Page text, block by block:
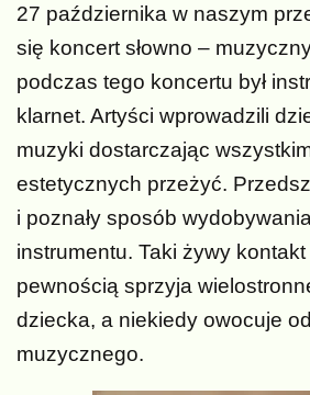
27 października w naszym
się koncert słowno –
podczas tego koncertu był
klarnet. Artyści wprowadzili
muzyki dostarczając
estetycznych przeżyć.
i poznały sposób
instrumentu. Taki żywy
pewnością sprzyja
dziecka, a niekiedy owocuje
muzycznego.